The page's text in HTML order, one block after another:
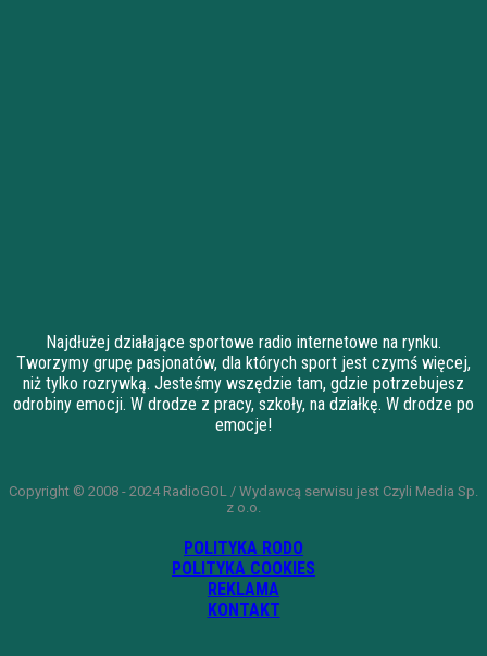
Najdłużej działające sportowe radio internetowe na rynku.
Tworzymy grupę pasjonatów, dla których sport jest czymś więcej,
niż tylko rozrywką. Jesteśmy wszędzie tam, gdzie potrzebujesz
odrobiny emocji. W drodze z pracy, szkoły, na działkę. W drodze po
emocje!
Copyright © 2008 - 2024 RadioGOL / Wydawcą serwisu jest Czyli Media Sp.
z o.o.
POLITYKA RODO
POLITYKA COOKIES
REKLAMA
KONTAKT